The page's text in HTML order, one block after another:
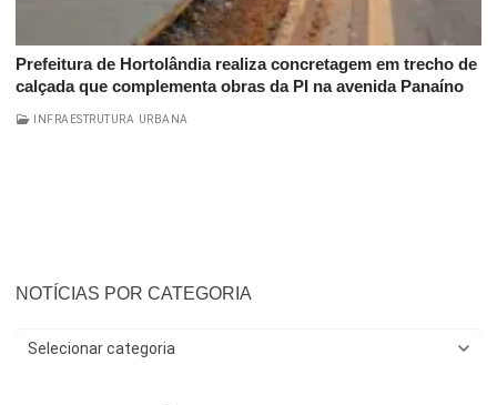
Prefeitura de Hortolândia realiza concretagem em trecho de
calçada que complementa obras da PI na avenida Panaíno
INFRAESTRUTURA URBANA
NOTÍCIAS POR CATEGORIA